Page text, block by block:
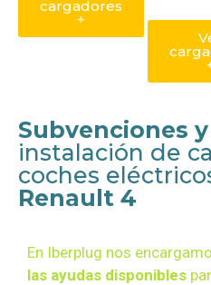
cargadores
+
Subvenciones
instalación de
coches
Renault 4
En Iberplug nos
las ayudas disponibles